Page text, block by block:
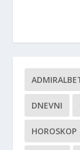
DNEVNI
HOROSKOP